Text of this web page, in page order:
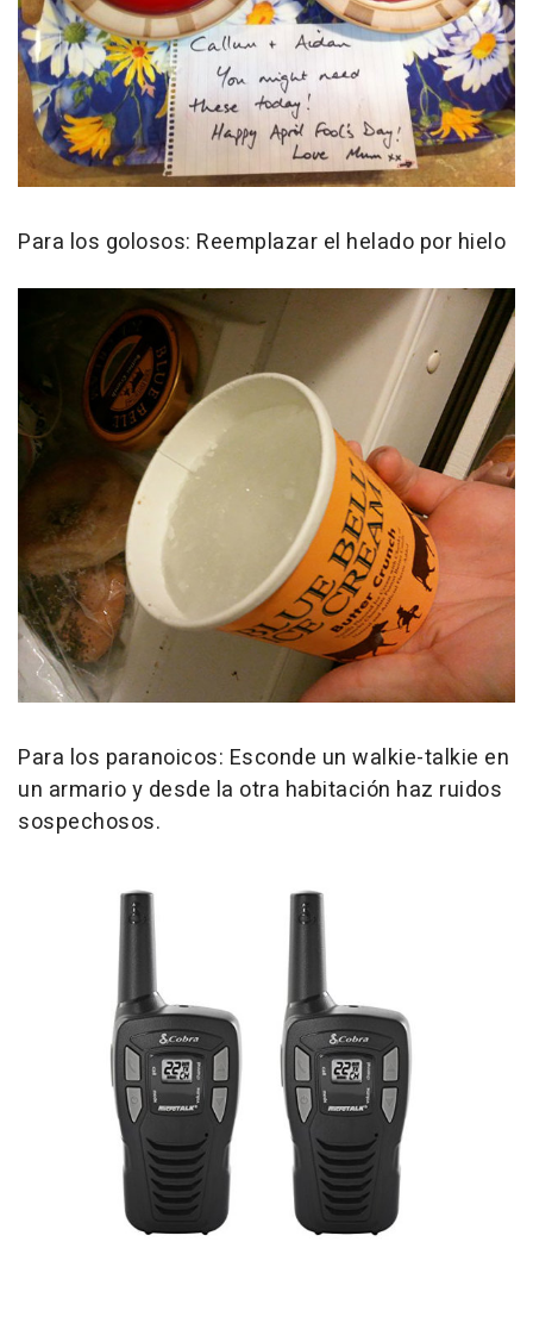
Para los golosos: Reemplazar el helado por hielo
Para los paranoicos: Esconde un walkie-talkie en
un armario y desde la otra habitación haz ruidos
sospechosos.